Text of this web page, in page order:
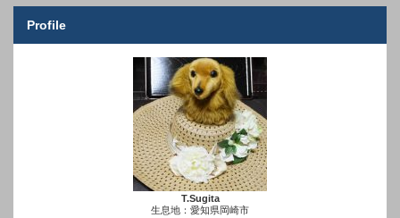
Profile
T.Sugita
生息地：愛知県岡崎市